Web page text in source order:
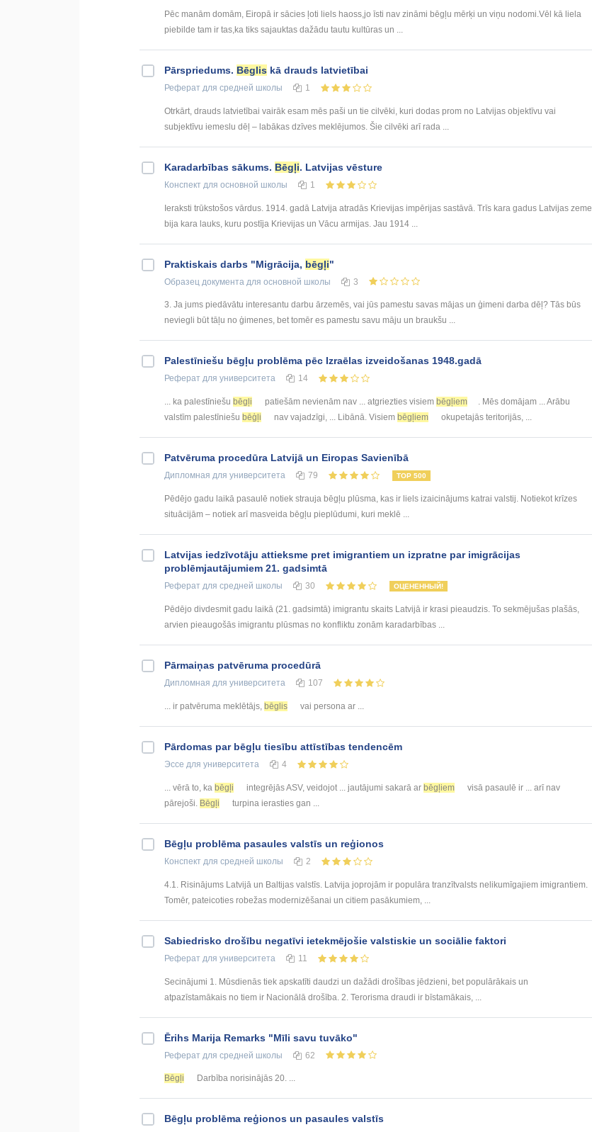
Pēc manām domām, Eiropā ir sācies ļoti liels haoss,jo īsti nav zināmi bēgļu mērķi un viņu nodomi.Vēl kā liela
piebilde tam ir tas,ka tiks sajauktas dažādu tautu kultūras un ...
Pārspriedums. Bēglis kā drauds latvietībai
Реферат для средней школы 1
Otrkārt, drauds latvietībai vairāk esam mēs paši un tie cilvēki, kuri dodas prom no Latvijas objektīvu vai
subjektīvu iemeslu dēļ – labākas dzīves meklējumos. Šie cilvēki arī rada ...
Karadarbības sākums. Bēgļi. Latvijas vēsture
Конспект для основной школы 1
Ieraksti trūkstošos vārdus. 1914. gadā Latvija atradās Krievijas impērijas sastāvā. Trīs kara gadus Latvijas zeme
bija kara lauks, kuru postīja Krievijas un Vācu armijas. Jau 1914 ...
Praktiskais darbs "Migrācija, bēgļi"
Образец документа для основной школы 3
3. Ja jums piedāvātu interesantu darbu ārzemēs, vai jūs pamestu savas mājas un ģimeni darba dēļ? Tās būs
neviegli būt tāļu no ģimenes, bet tomēr es pamestu savu māju un braukšu ...
Palestīniešu bēgļu problēma pēc Izraēlas izveidošanas 1948.gadā
Реферат для университета 14
... ka palestīniešu bēgļi patiešām nevienām nav ... atgriezties visiem bēgļiem
. Mēs domājam ... Arābu
valstīm palestīniešu bēģļi nav vajadzīgi, ... Libānā. Visiem bēgļiem okupetajās teritorijās, ...
Patvēruma procedūra Latvijā un Eiropas Savienībā
Дипломная для университета 79 TOP 500
Pēdējo gadu laikā pasaulē notiek strauja bēgļu plūsma, kas ir liels izaicinājums katrai valstij. Notiekot krīzes
situācijām – notiek arī masveida bēgļu pieplūdumi, kuri meklē ...
Latvijas iedzīvotāju attieksme pret imigrantiem un izpratne par imigrācijas
problēmjautājumiem 21. gadsimtā
Реферат для средней школы 30 ОЦЕНЕННЫЙ!
Pēdējo divdesmit gadu laikā (21. gadsimtā) imigrantu skaits Latvijā ir krasi pieaudzis. To sekmējušas plašās,
arvien pieaugošās imigrantu plūsmas no konfliktu zonām karadarbības ...
Pārmaiņas patvēruma procedūrā
Дипломная для университета 107
... ir patvēruma meklētājs, bēglis vai persona ar ...
Pārdomas par bēgļu tiesību attīstības tendencēm
Эссе для университета 4
... vērā to, ka bēgļi integrējās ASV, veidojot ... jautājumi sakarā ar bēgļiem
visā pasaulē ir ... arī nav
pārejoši. Bēgļi turpina ierasties gan ...
Bēgļu problēma pasaules valstīs un reģionos
Конспект для средней школы 2
4.1. Risinājums Latvijā un Baltijas valstīs. Latvija joprojām ir populāra tranzītvalsts nelikumīgajiem imigrantiem.
Tomēr, pateicoties robežas modernizēšanai un citiem pasākumiem, ...
Sabiedrisko drošību negatīvi ietekmējošie valstiskie un sociālie faktori
Реферат для университета 11
Secinājumi 1. Mūsdienās tiek apskatīti daudzi un dažādi drošības jēdzieni, bet populārākais un
atpazīstamākais no tiem ir Nacionālā drošība. 2. Terorisma draudi ir bīstamākais, ...
Ērihs Marija Remarks "Mīli savu tuvāko"
Реферат для средней школы 62
Bēgļi Darbība norisinājās 20. ...
Bēgļu problēma reģionos un pasaules valstīs